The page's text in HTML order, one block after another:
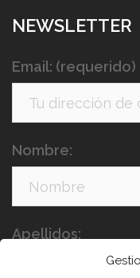
NEWSLETTER
Email: (requerido)
Nombre:
Apellidos: